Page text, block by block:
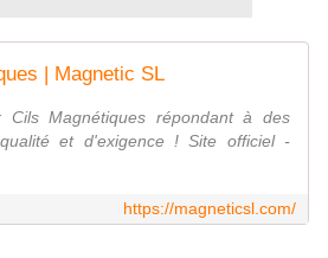
| Magnetic SL
Cils Magnétiques répondant à des
et d'exigence ! Site officiel -
https://magneticsl.com/